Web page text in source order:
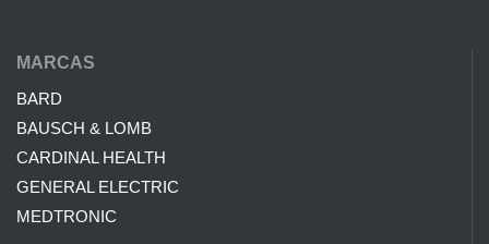
MARCAS
BARD
BAUSCH & LOMB
CARDINAL HEALTH
GENERAL ELECTRIC
MEDTRONIC